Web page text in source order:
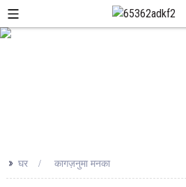
>> घर कागज़नुमा मनका